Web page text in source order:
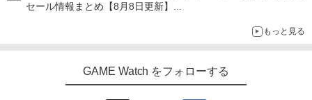
セール情報まとめ【8月8日更新】
もっと見る
GAME Watch をフォローする